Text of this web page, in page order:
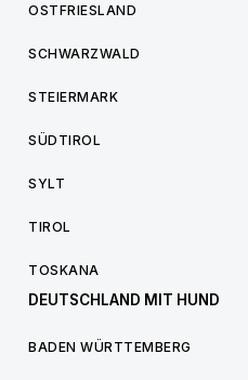
OSTFRIESLAND
SCHWARZWALD
STEIERMARK
SÜDTIROL
SYLT
TIROL
TOSKANA
DEUTSCHLAND MIT HUND
BADEN WÜRTTEMBERG